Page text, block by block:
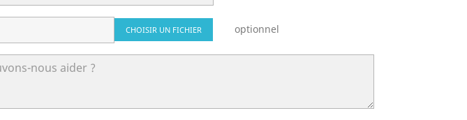
CHOISIR UN FICHIER optionnel